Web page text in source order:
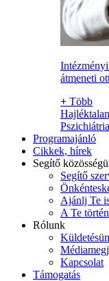
átmeneti
+ Több
Programajánló
Cikkek, hírek
Segítő
Segítő
Ajánlj Te
A Te
Rólunk
Kapcsolat
Támogatás